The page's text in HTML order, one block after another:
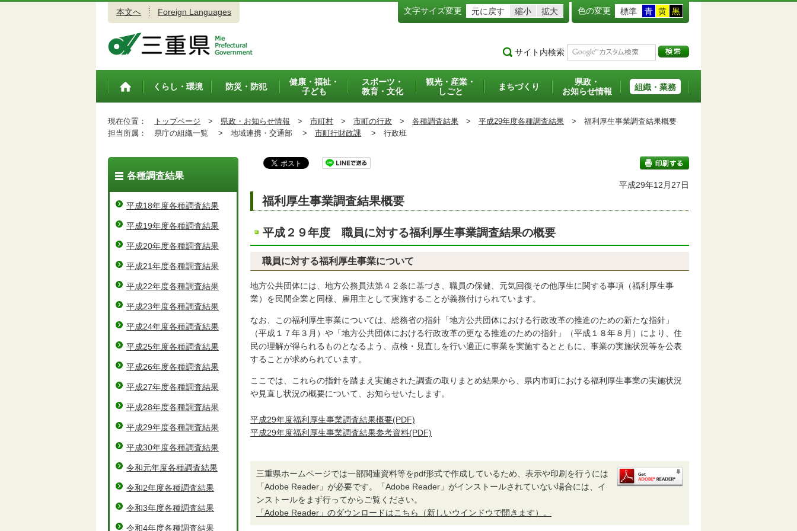
本文へ Foreign Languages 文字サイズ変更 元に戻す 縮小 拡大 色の変更 標準 青 黄 黒
サイト内検索
トップペ
くらし・環境 防災・防犯
健康・福祉・
子ども
スポーツ・
教育・文化
観光・産業・
しごと
まちづくり
県政・
お知らせ情報
組織・業務
現在位置： トップページ > 県政・お知らせ情報 > 市町村 > 市町の行政 > 各種調査結果 > 平成29年度各種調査結果 > 福利厚生事業調査結果概要
担当所属：
県庁の組織一覧 > 地域連携・交通部 > 市町行財政課 > 行政班
印刷する
平成29年12月27日
福利厚生事業調査結果概要
平成２９年度 職員に対する福利厚生事業調査結果の概要
職員に対する福利厚生事業について
地方公共団体には、地方公務員法第４２条に基づき、職員の保健、元気回復その他厚生に関する事項（福利厚生事
業）を民間企業と同様、雇用主として実施することが義務付けられています。
なお、この福利厚生事業については、総務省の指針「地方公共団体における行政改革の推進のための新たな指針」
（平成１７年３月）や「地方公共団体における行政改革の更なる推進のための指針」（平成１８年８月）により、住
民の理解が得られるものとなるよう、点検・見直しを行い適正に事業を実施するとともに、事業の実施状況等を公表
することが求められています。
ここでは、これらの指針を踏まえ実施された調査の取りまとめ結果から、県内市町における福利厚生事業の実施状況
や見直し状況の概要について、お知らせいたします。
平成29年度福利厚生事業調査結果概要(PDF)
平成29年度福利厚生事業調査結果参考資料(PDF)
三重県ホームページでは一部関連資料等をpdf形式で作成しているため、表示や印刷を行うには
「Adobe Reader」が必要です。「Adobe Reader」がインストールされていない場合には、イ
ンストールをまず行ってからご覧ください。
「Adobe Reader」のダウンロードはこちら（新しいウインドウで開きます）。
各種調査結果
平成18年度各種調査結果
平成19年度各種調査結果
平成20年度各種調査結果
平成21年度各種調査結果
平成22年度各種調査結果
平成23年度各種調査結果
平成24年度各種調査結果
平成25年度各種調査結果
平成26年度各種調査結果
平成27年度各種調査結果
平成28年度各種調査結果
平成29年度各種調査結果
平成30年度各種調査結果
令和元年度各種調査結果
令和2年度各種調査結果
令和3年度各種調査結果
令和4年度各種調査結果